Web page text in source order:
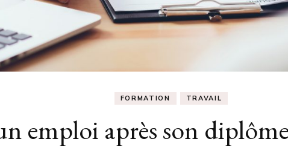
FORMATION TRAVAIL
emploi après son